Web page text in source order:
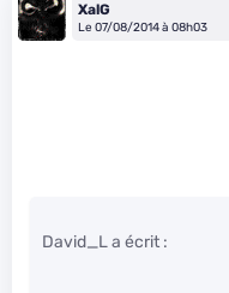
XalG
Le 07/08/2014 à 08h03
David_L a écrit :